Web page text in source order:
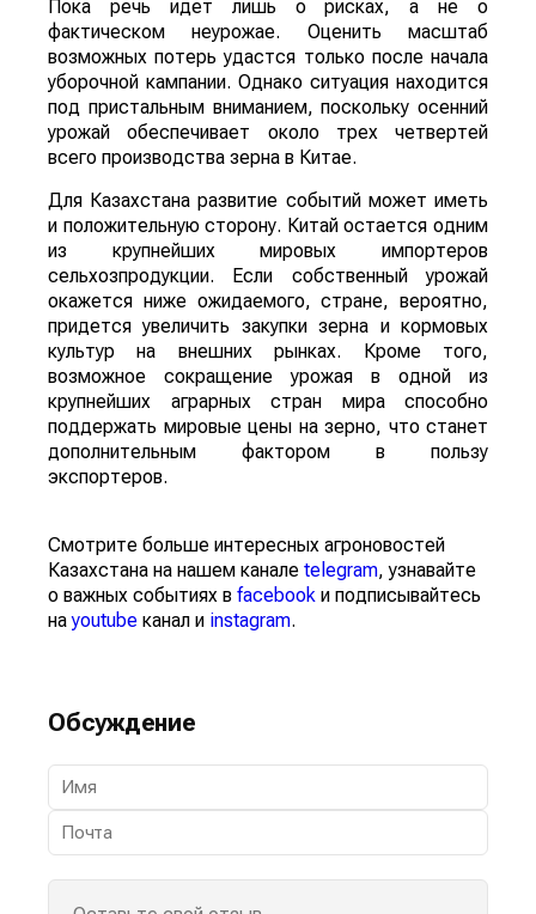
Пока речь идет лишь о рисках, а не о
фактическом неурожае. Оценить масштаб
возможных потерь удастся только после начала
уборочной кампании. Однако ситуация находится
под пристальным вниманием, поскольку осенний
урожай обеспечивает около трех четвертей
всего производства зерна в Китае.
Для Казахстана развитие событий может иметь
и положительную сторону. Китай остается одним
из крупнейших мировых импортеров
сельхозпродукции. Если собственный урожай
окажется ниже ожидаемого, стране, вероятно,
придется увеличить закупки зерна и кормовых
культур на внешних рынках. Кроме того,
возможное сокращение урожая в одной из
крупнейших аграрных стран мира способно
поддержать мировые цены на зерно, что станет
дополнительным фактором в пользу
экспортеров.
Смотрите больше интересных агроновостей
Казахстана на нашем канале telegram, узнавайте
о важных событиях в facebook и подписывайтесь
наyoutube канал и instagram.
Обсуждение